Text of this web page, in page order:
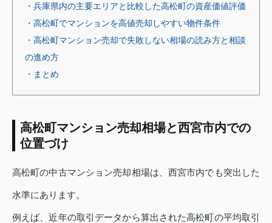
・兵庫県内の主要エリアと比較した高松町の資産価値評価
・高松町でマンションを高値売却しやすい物件条件
・高松町マンション売却で失敗しない相場の読み方と相談
の進め方
・まとめ
高松町マンション売却相場と西宮市内での
位置づけ
高松町の中古マンション売却相場は、西宮市内でも突出した
水準にあります。
例えば、近年の取引データから算出された高松町の平均取引